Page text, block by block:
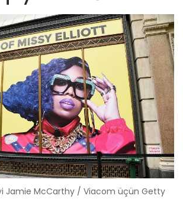
Jamie McCarthy / Viacom üçün Getty